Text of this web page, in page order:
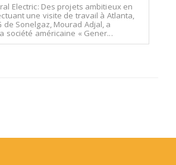
Electric: Des projets ambitieux en
une visite de travail à Atlanta,
de Sonelgaz, Mourad Adjal, a
société américaine « Gener...